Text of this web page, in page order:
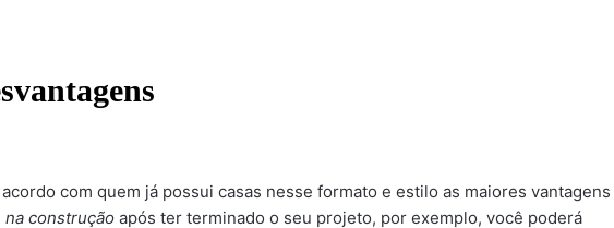
ens
com quem já possui casas nesse formato e estilo as maiores vantagens
construção após ter terminado o seu projeto, por exemplo, você poderá